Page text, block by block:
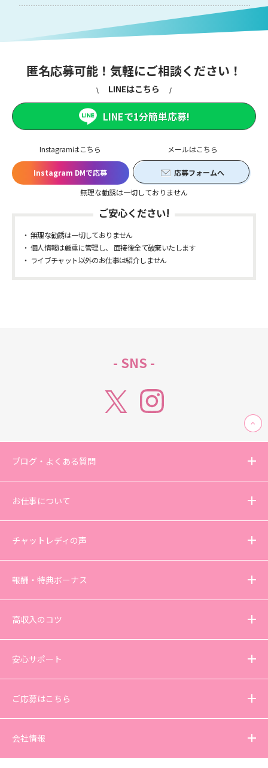
匿名応募可能！気軽にご相談ください！
Instagramはこちら
Instagram DMで応募
メールはこちら
応募フォームへ
無理な勧誘は一切しておりません
LINEはこちら
LINEで1分簡単応募!
ご安心ください!
無理な勧誘は一切しておりません
個人情報は厳重に管理し、 面接後全て破棄いたします
ライブチャット以外のお仕事は紹介しません
- SNS -
ブログ・よくある質問
お仕事について
チャットレディの声
報酬・特典ボーナス
高収入のコツ
安心サポート
ご応募はこちら
会社情報